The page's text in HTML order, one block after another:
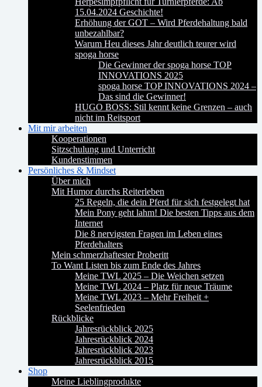
15.04.2024 Geschichte!
Erhöhung der GOT – Wird Pferdehaltung bald
unbezahlbar?
Warum Heu dieses Jahr deutlich teurer wird
spoga horse
Die Gewinner der spoga horse TOP
INNOVATIONS 2025
spoga horse TOP INNOVATIONS 2024 –
Das sind die Gewinner!
HUGO BOSS: Stil kennt keine Grenzen – auch
nicht im Reitsport
Mit mir arbeiten
Kooperationen
Sitzschulung und Unterricht
Kundenstimmen
Persönliches & Mindset
Über mich
Mit Humor durchs Reiterleben
25 Regeln, die dein Pferd für sich festgelegt hat
Mein Pony geht lahm! Die besten Tipps aus dem
Internet
Die 8 nervigsten Fragen im Leben eines
Pferdehalters
Mein schmerzhaftester Proberitt
To Want Listen bis zum Ende des Jahres
Meine TWL 2025 – Die Weichen setzen
Meine TWL 2024 – Platz für neue Träume
Meine TWL 2023 – Mehr Freiheit +
Seelenfrieden
Rückblicke
Jahresrückblick 2025
Jahresrückblick 2024
Jahresrückblick 2023
Jahresrückblick 2015
Shop
Meine Lieblingprodukte